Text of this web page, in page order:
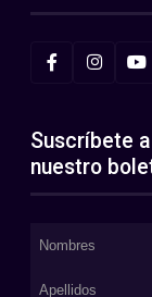
Suscríbete a
nuestro